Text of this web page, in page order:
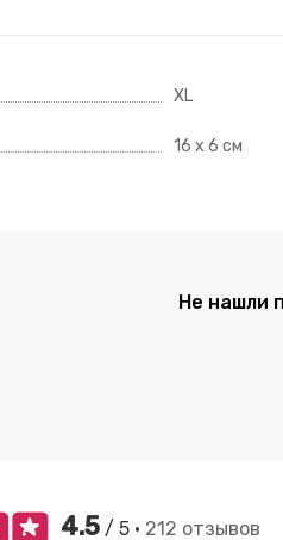
XL
16 x 6 см
Не нашли
4.5 / 5 • 212 отзывов